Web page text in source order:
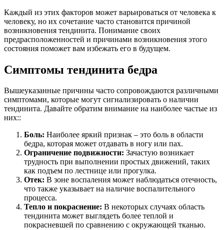
Каждый из этих факторов может варьироваться от человека к
человеку, но их сочетание часто становится причиной
возникновения тендинита. Понимание своих
предрасположенностей и причинами возникновения этого
состояния поможет вам избежать его в будущем.
Симптомы тендинита бедра
Вышеуказанные причины часто сопровождаются различными
симптомами, которые могут сигнализировать о наличии
тендинита. Давайте обратим внимание на наиболее частые из
них::
Боль: Наиболее яркий признак – это боль в области
бедра, которая может отдавать в ногу или пах.
Ограничение подвижности: Зачастую возникает
трудность при выполнении простых движений, таких
как подъем по лестнице или прогулка.
Отек: В зоне воспаления может наблюдаться отечность,
что также указывает на наличие воспалительного
процесса.
Тепло и покраснение: В некоторых случаях область
тендинита может выглядеть более теплой и
покрасневшей по сравнению с окружающей тканью.